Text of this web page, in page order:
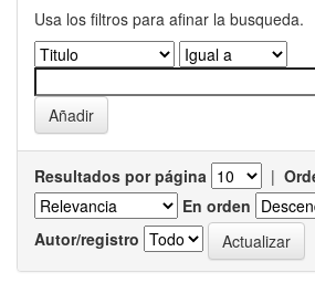
Usa los filtros para afinar la busqueda.
Resultados por página |
En orden
Autor/registro